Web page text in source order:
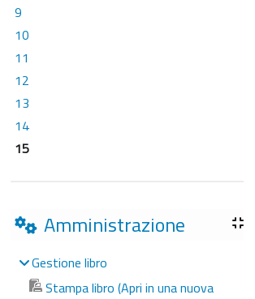
9
10
11
12
13
14
15
Amministrazione
Gestione libro
Stampa libro (Apri in una nuova